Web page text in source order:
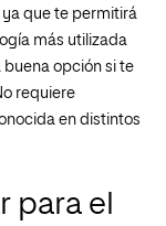
ya que te permitirá
más utilizada
opción si te
requiere
en distintos
para el